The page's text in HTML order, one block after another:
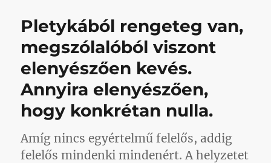
nyári
Kispesten
című
bejegyzéshez
Pletykából rengeteg van,
megszólalóból viszont
elenyészően kevés.
Annyira elenyészően,
hogy konkrétan nulla.
Amíg nincs egyértelmű felelős, addig
felelős mindenki mindenért. A helyzetet